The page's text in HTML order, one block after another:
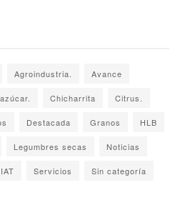
Agroindustria. Avance
Chicharrita Citrus.
Destacada Granos HLB
Legumbres secas Noticias
Servicios Sin categoría